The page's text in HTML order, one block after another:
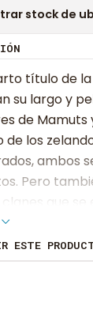
stock de
título de
su largo y
de
los
ambos
Pero
clanes que
la Portland
de
ESTE